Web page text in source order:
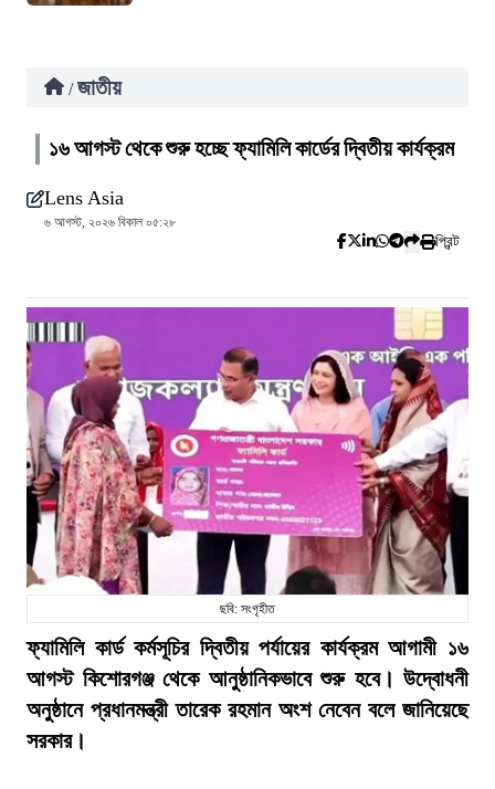
/ জাতীয়
১৬ আগস্ট থেকে শুরু হচ্ছে ফ্যামিলি কার্ডের দ্বিতীয় কার্যক্রম
Lens Asia
৬ আগস্ট, ২০২৬ বিকাল ০৫:২৮
প্রিন্ট
ছবি: সংগৃহীত
ফ্যামিলি কার্ড কর্মসূচির দ্বিতীয় পর্যায়ের কার্যক্রম আগামী ১৬
আগস্ট কিশোরগঞ্জ থেকে আনুষ্ঠানিকভাবে শুরু হবে। উদ্বোধনী
অনুষ্ঠানে প্রধানমন্ত্রী তারেক রহমান অংশ নেবেন বলে জানিয়েছে
সরকার।